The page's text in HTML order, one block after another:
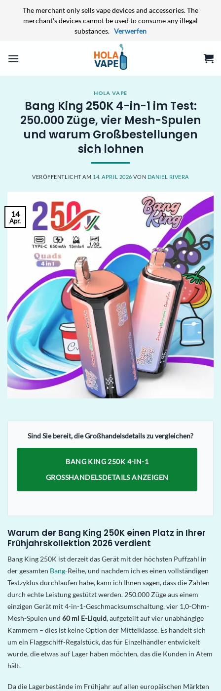
The merchant only sells vape devices and accessories. The
merchant's devices cannot be used to consume any illegal
substances. Verwerfen
Inhalt
HOLA VAPE
Bang King 250K 4-in-1 im Test:
250.000 Züge, vier Mesh-Spulen
und warum Großbestellungen
sich lohnen
VERÖFFENTLICHT AM 14. APRIL 2026 VON DANIEL RIVERA
14
Apr.
Sind Sie bereit, die Großhandelsdetails zu vergleichen?
BANG KING 250K 4-IN-1
GROSSHANDELSDETAILS ANZEIGEN
Warum der Bang King 250K einen Platz in Ihrer
Frühjahrskollektion 2026 verdient
Bang King 250K ist derzeit das Gerät mit der höchsten Puffzahl in
der gesamten Bang-Reihe, und nachdem ich es einen vollständigen
Testzyklus durchlaufen habe, kann ich Ihnen sagen, dass die Zahlen
durch echte Leistung gestützt werden. 250.000 Züge aus einem
einzigen Gerät mit 4-in-1-Geschmacksumschaltung, vier 1,0-Ohm-
Mesh-Spulen und 60 ml E-Liquid, aufgeteilt auf vier unabhängige
Kammern – dies ist keine Option der Mittelklasse. Es handelt sich
um ein Flaggschiff-Regalstück, das für Einzelhändler entwickelt
wurde, die etwas auf Lager haben möchten, das die Kunden in Atem
hält.
Da die Lagerbestände im Frühjahr auf allen europäischen Märkten